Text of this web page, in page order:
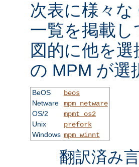
次表に様々
一覧を掲載
図的に他を
の MPM が選
BeOS
beos
Netware
mpm_netware
OS/2
mpmt_os2
Unix
prefork
Windows mpm_winnt
翻訳済み